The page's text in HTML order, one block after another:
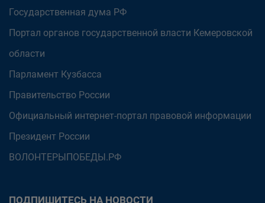
Государственная дума РФ
Портал органов государственной власти Кемеровской
области
Парламент Кузбасса
Правительство России
Официальный интернет-портал правовой информации
Президент России
ВОЛОНТЕРЫПОБЕДЫ.РФ
ПОДПИШИТЕСЬ НА НОВОСТИ